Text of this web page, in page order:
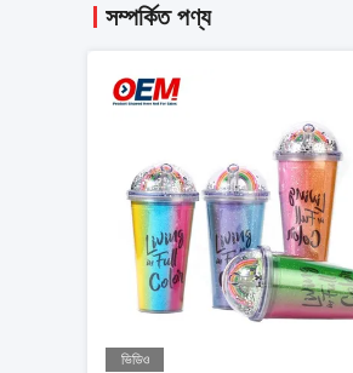
সম্পর্কিত পণ্য
ভিডিও